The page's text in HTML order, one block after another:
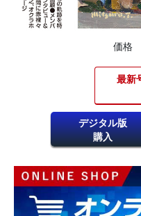
価格
最新
デジタル版
購入